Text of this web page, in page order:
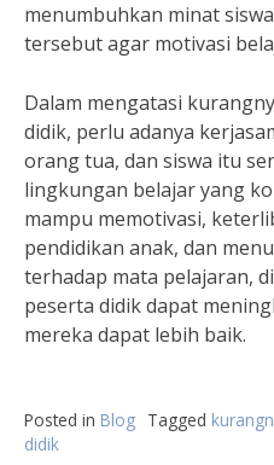
menumbuhkan minat
tersebut agar motivasi
Dalam mengatasi
didik, perlu adanya
orang tua, dan siswa itu
lingkungan belajar yang
mampu memotivasi,
pendidikan anak, dan
terhadap mata pelajaran,
peserta didik dapat
mereka dapat lebih baik.
Posted in Blog Tagged
didik